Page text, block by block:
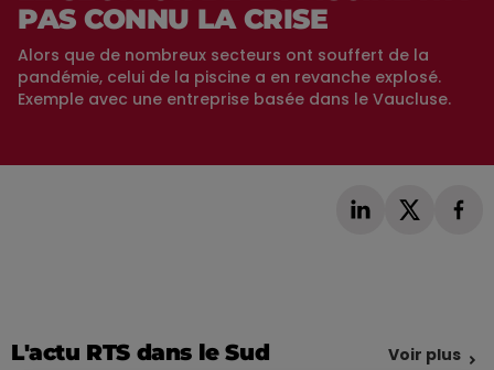
PAS CONNU LA CRISE
Alors que de nombreux secteurs ont souffert de la
pandémie, celui de la piscine a en revanche explosé.
Exemple avec une entreprise basée dans le Vaucluse.
L'actu RTS dans le Sud Voir plus